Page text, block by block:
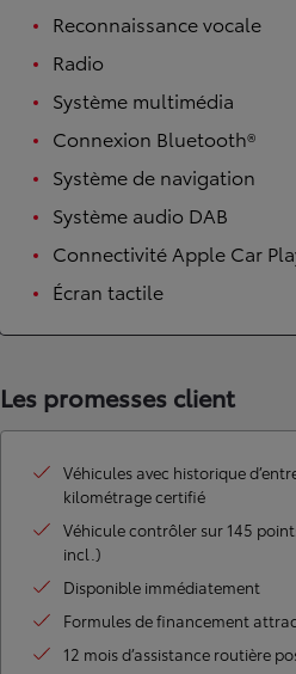
Reconnaissance vocale
Radio
Système multimédia
Connexion Bluetooth®
Système de navigation
Système audio DAB
Connectivité Apple Car
Écran tactile
Les promesses client
Véhicules avec historique
kilométrage certifié
Véhicule contrôler sur 145
incl.)
Disponible immédiatement
Formules de financement
12 mois d’assistance routière